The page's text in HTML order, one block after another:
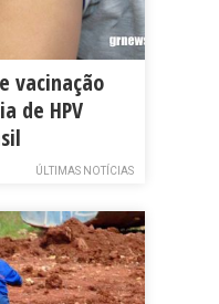
vacinação
de HPV
ÚLTIMAS NOTÍCIAS